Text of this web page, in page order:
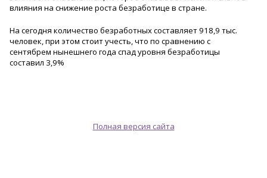
влияния на снижение роста безработице в стране.
На сегодня количество безработных составляет 918,9 тыс.
человек, при этом стоит учесть, что по сравнению с
сентябрем нынешнего года спад уровня безработицы
составил 3,9%
Полная версия сайта